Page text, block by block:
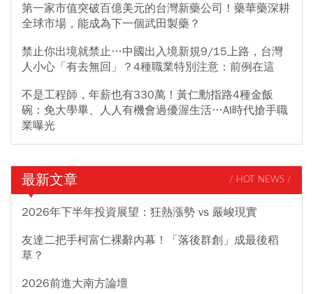
第一家市值突破百億美元的台灣新藥公司！藥華藥深耕
全球市場，能成為下一個武田製藥？
禁止你出境就禁止…中國出入境新規9/15上路，台灣
人小心「有去無回」？4種職業特別注意：前例在這
不是工程師，年薪也有330萬！黃仁勳指路4種金飯
碗：免大學畢、人人有機會過優渥生活…AI時代搶手職
業曝光
最新文章 / HOT NEWS /
2026年下半年投資展望：狂熱漲勢 vs 嚴峻現實
友達二把手柯富仁裸辭內幕！「落後群創」成最後稻
草？
2026前進大南方論壇